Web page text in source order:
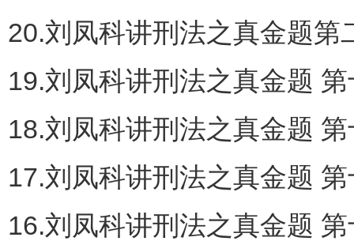
20.刘凤科讲刑法之真金题第
19.刘凤科讲刑法之真金题
18.刘凤科讲刑法之真金题
17.刘凤科讲刑法之真金题
16.刘凤科讲刑法之真金题